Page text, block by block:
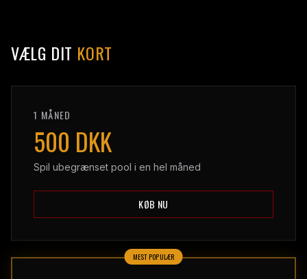
VÆLG DIT KORT
1 MÅNED
500 DKK
Spil ubegrænset pool i en hel måned
KØB NU
MEST POPULÆR